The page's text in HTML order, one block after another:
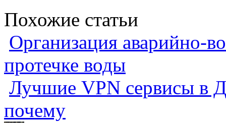
Похожие статьи
Организация аварийно-
протечке воды
Лучшие VPN сервисы в
почему